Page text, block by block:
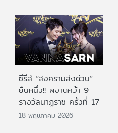
ซีรีส์ “สงครามส่งด่วน”
ยืนหนึ่ง!! ผงาดคว้า 9
รางวัลนาฏราช ครั้งที่ 17
18 พฤษภาคม 2026